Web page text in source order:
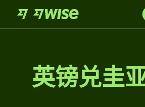
英镑兑圭